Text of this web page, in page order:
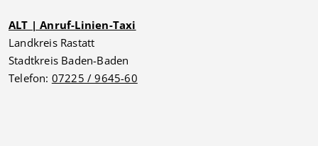
ALT | Anruf-Linien-Taxi
Landkreis Rastatt
Stadtkreis Baden-Baden
Telefon: 07225 / 9645-60